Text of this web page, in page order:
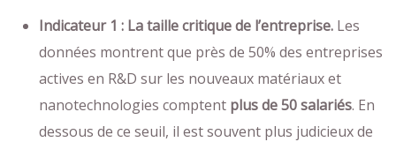
Indicateur 1 : La taille critique de l’entreprise. Les
données montrent que près de 50% des entreprises
actives en R&D sur les nouveaux matériaux et
nanotechnologies comptent plus de 50 salariés. En
dessous de ce seuil, il est souvent plus judicieux de